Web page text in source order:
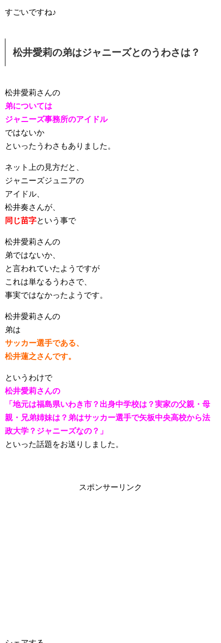
すごいですね♪
松井愛莉の弟はジャニーズとのうわさは？
松井愛莉さんの
弟については
ジャニーズ事務所のアイドル
ではないか
といったうわさもありました。
ネット上の見方だと、
ジャニーズジュニアの
アイドル、
松井奏さんが、
同じ苗字という事で
松井愛莉さんの
弟ではないか、
と言われていたようですが
これは単なるうわさで、
事実ではなかったようです。
松井愛莉さんの
弟は
サッカー選手である、
松井蓮之さんです。
というわけで
松井愛莉さんの
「地元は福島県いわき市？出身中学校は？実家の父親・母
親・兄弟姉妹は？弟はサッカー選手で矢板中央高校から法
政大学？ジャニーズなの？」
といった話題をお送りしました。
スポンサーリンク